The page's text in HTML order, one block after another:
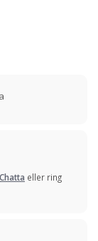
Chatta eller ring